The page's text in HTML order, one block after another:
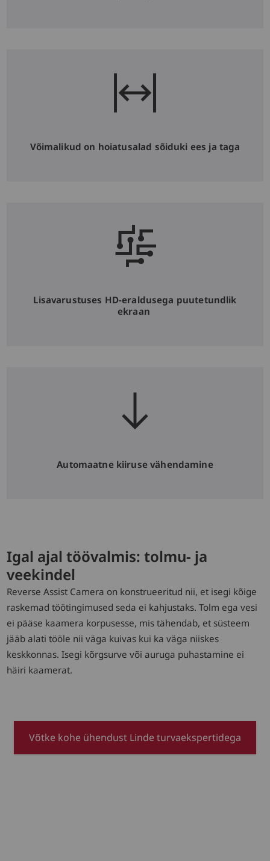
Võimalikud on hoiatusalad sõiduki ees ja taga
Lisavarustuses HD-eraldusega puutetundlik
ekraan
Automaatne kiiruse vähendamine
Igal ajal töövalmis: tolmu- ja
veekindel
Reverse Assist Camera on konstrueeritud nii, et isegi kõige
raskemad töötingimused seda ei kahjustaks. Tolm ega vesi
ei pääse kaamera korpusesse, mis tähendab, et süsteem
jääb alati tööle nii väga kuivas kui ka väga niiskes
keskkonnas. Isegi kõrgsurve või auruga puhastamine ei
häiri kaamerat.
Võtke kohe ühendust Linde turvaekspertidega